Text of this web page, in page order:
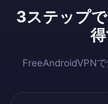
3ステップ
FreeAndroidVPN